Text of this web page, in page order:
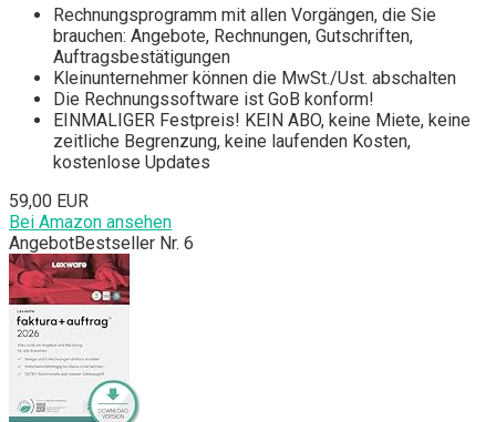
Rechnungsprogramm mit allen Vorgängen, die Sie
brauchen: Angebote, Rechnungen, Gutschriften,
Auftragsbestätigungen
Kleinunternehmer können die MwSt./Ust. abschalten
Die Rechnungssoftware ist GoB konform!
EINMALIGER Festpreis! KEIN ABO, keine Miete, keine
zeitliche Begrenzung, keine laufenden Kosten,
kostenlose Updates
59,00 EUR
Bei Amazon ansehen
AngebotBestseller Nr. 6